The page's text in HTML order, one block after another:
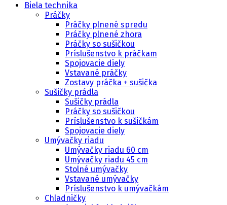
Biela technika
Práčky
Práčky plnené spredu
Práčky plnené zhora
Práčky so sušičkou
Príslušenstvo k práčkam
Spojovacie diely
Vstavané práčky
Zostavy práčka + sušička
Sušičky prádla
Sušičky prádla
Práčky so sušičkou
Príslušenstvo k sušičkám
Spojovacie diely
Umývačky riadu
Umývačky riadu 60 cm
Umývačky riadu 45 cm
Stolné umývačky
Vstavané umývačky
Príslušenstvo k umývačkám
Chladničky